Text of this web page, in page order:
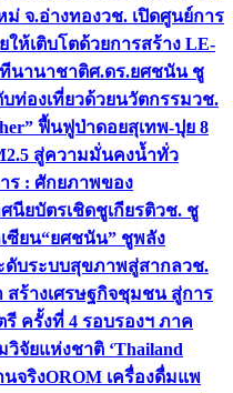
ม่ จ.อ่างทองวช. เปิดศูนย์การ
ให้เติบโตด้วยการสร้าง LE-
ทีนานาชาติศ.ดร.ยศชนัน ชู
ท่องเที่ยวด้วยนวัตกรรมวช.
ฟื้นฟูป่าดอยสุเทพ-ปุย 8
สู่ความมั่นคงน้ำทั่ว
ร : ศักยภาพของ
นียบัตรเชิดชูเกียรติวช. ชู
ซียน“ยศชนัน” ชูพลัง
ดับระบบสุขภาพสู่สากลวช.
สร้างเศรษฐกิจชุมชน สู่การ
ครั้งที่ 4 รอบรองฯ ภาค
วิจัยแห่งชาติ ‘Thailand
นจริงOROM เครื่องดื่มแพ